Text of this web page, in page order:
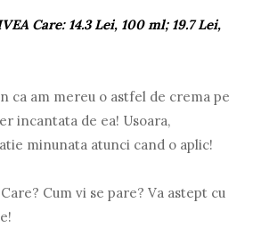
Care: 14.3 Lei, 100 ml; 19.7 Lei,
ca am mereu o astfel de crema pe
incantata de ea! Usoara,
minunata atunci cand o aplic!
Cum vi se pare? Va astept cu